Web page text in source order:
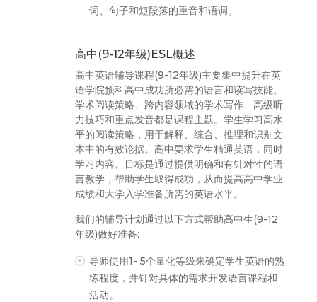
词、句子和短段落的重音和语调。
高中(9-12年级)ESL概述
高中英语辅导课程(9-12年级)主要集中提升在英
语学院预科高中成功所必需的语言和读写技能。
学术阅读策略、跨内容领域的学术写作、高级听
力技巧和重点发音都是课程主题。学生学习高水
平的阅读策略，用于解释、综合、推理和识别文
本中的有效论据。高中要求学生精通英语，同时
学习内容。目标是通过提供明确和有针对性的语
言教学，帮助学生取得成功，从而提高高中学业
成绩和大学入学准备所需的英语水平。
我们的辅导计划通过以下方式帮助高中生(9-12
年级)做好准备:
导师使用1- 5个量化等级来确定学生英语的熟
练程度，并针对具体的需求开发语言课程和
活动。